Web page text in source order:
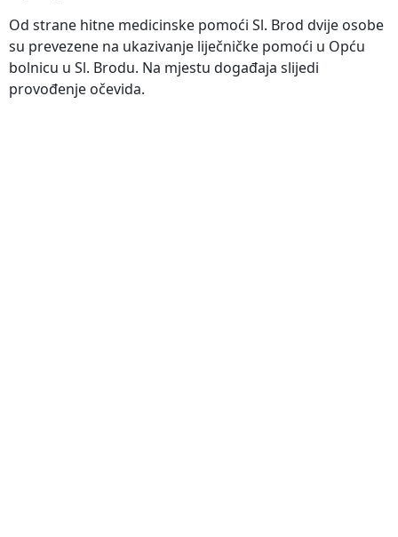
Od strane hitne medicinske pomoći Sl. Brod dvije osobe
su prevezene na ukazivanje liječničke pomoći u Opću
bolnicu u Sl. Brodu. Na mjestu događaja slijedi
provođenje očevida.